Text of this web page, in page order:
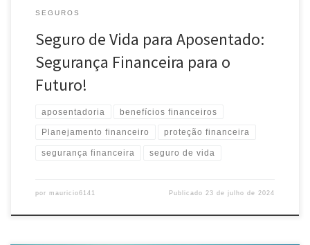
SEGUROS
Seguro de Vida para Aposentado:
Segurança Financeira para o
Futuro!
aposentadoria benefícios financeiros
Planejamento financeiro proteção financeira
segurança financeira seguro de vida
por mauricio6141 Publicado23 de julho de 2024